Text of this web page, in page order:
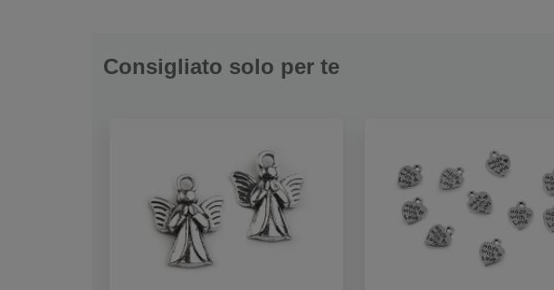
Consigliato solo per te